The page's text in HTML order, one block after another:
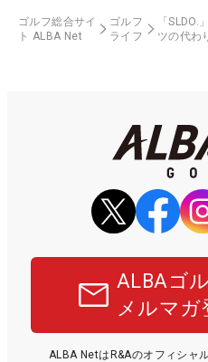
ゴルフ総合サイ
ト ALBA Net
ゴルフ
ライフ
「
ツの代わ
ALBAゴ
メルマガ
ALBA NetはR&Aのオフィシャ